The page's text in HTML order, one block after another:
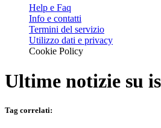
Help e Faq
Info e contatti
Termini del servizio
Utilizzo dati e privacy
Cookie Policy
Ultime notizie su
Tag correlati: